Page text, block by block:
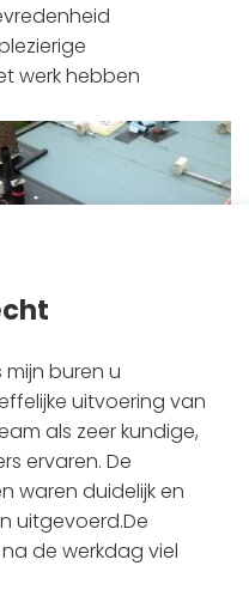
werk hebben
Bekijk project
mijn buren u
uitvoering van
als zeer kundige,
ervaren. De
waren duidelijk en
uitgevoerd.De
de werkdag viel